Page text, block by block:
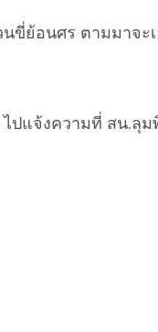
ขี่ย้อนศร ตามมาจะ
ปแจ้งความที่ สน.ลุ